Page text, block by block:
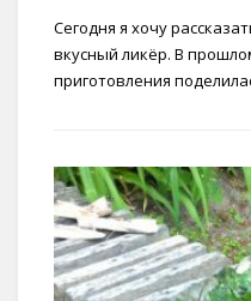
Сегодня я хочу
вкусный ликёр. В
приготовления